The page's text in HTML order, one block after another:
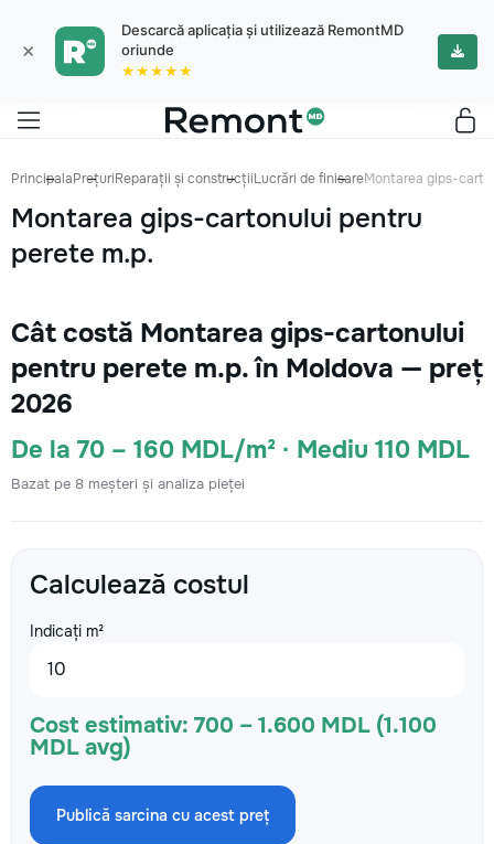
×
Descarcă aplicația și utilizează RemontMD
oriunde
★★★★★
PrincipalaPrețuriReparații și construcțiiLucrări de finisareMontarea gips-
Montarea gips-cartonului pentru
perete m.p.
Cât costă Montarea gips-cartonului
pentru perete m.p. în Moldova — preț
2026
De la 70 – 160 MDL/m² · Mediu 110 MDL
Bazat pe 8 meșteri și analiza pieței
Calculează costul
Indicați m²
Cost estimativ: 700 – 1.600 MDL (1.100
MDL avg)
Publică sarcina cu acest preț